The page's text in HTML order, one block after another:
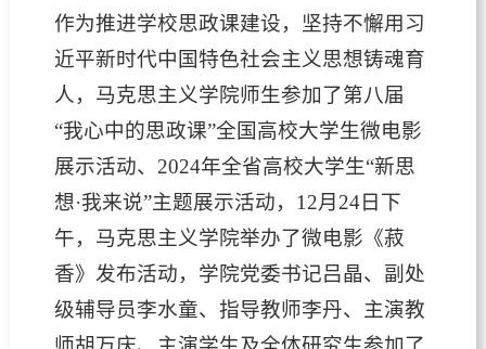
作为推进学校思政课建设，坚持不懈用习
近平新时代中国特色社会主义思想铸魂育
人，马克思主义学院师生参加了第八届
“我心中的思政课”全国高校大学生微电影
展示活动、2024年全省高校大学生“新思
想·我来说”主题展示活动，12月24日下
午，马克思主义学院举办了微电影《菽
香》发布活动，学院党委书记吕晶、副处
级辅导员李水童、指导教师李丹、主演教